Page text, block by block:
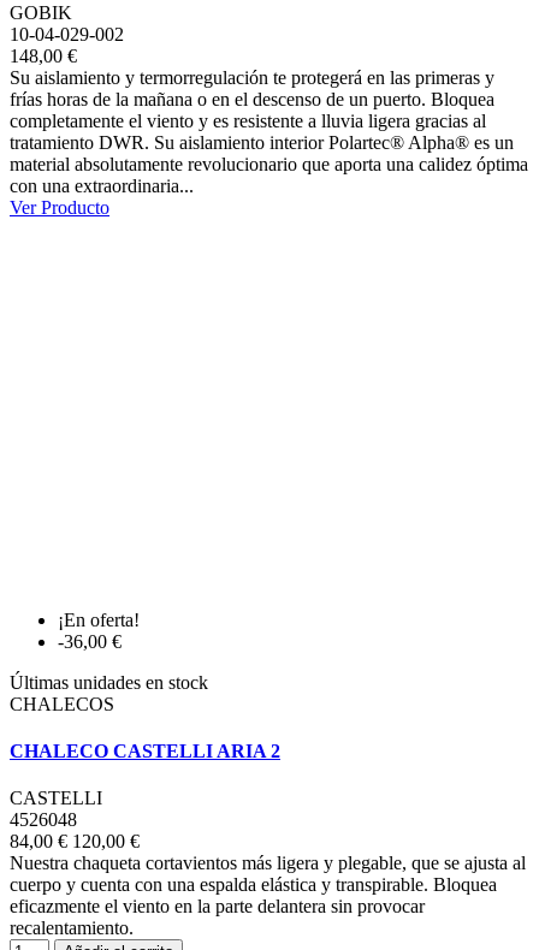
GOBIK
10-04-029-002
148,00 €
Su aislamiento y termorregulación te protegerá en las primeras y
frías horas de la mañana o en el descenso de un puerto. Bloquea
completamente el viento y es resistente a lluvia ligera gracias al
tratamiento DWR. Su aislamiento interior Polartec® Alpha® es un
material absolutamente revolucionario que aporta una calidez óptima
con una extraordinaria...
Ver Producto
¡En oferta!
-36,00 €
Últimas unidades en stock
CHALECOS
CHALECO CASTELLI ARIA 2
CASTELLI
4526048
84,00 € 120,00 €
Nuestra chaqueta cortavientos más ligera y plegable, que se ajusta al
cuerpo y cuenta con una espalda elástica y transpirable. Bloquea
eficazmente el viento en la parte delantera sin provocar
recalentamiento.